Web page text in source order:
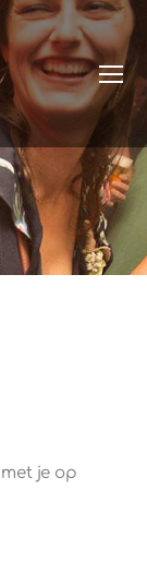
je op